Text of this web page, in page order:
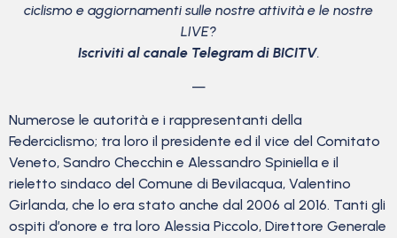
ciclismo e aggiornamenti sulle nostre attività e le nostre
LIVE?
Iscriviti al canale Telegram di BICITV.
—
Numerose le autorità e i rappresentanti della
Federciclismo; tra loro il presidente ed il vice del Comitato
Veneto, Sandro Checchin e Alessandro Spiniella e il
rieletto sindaco del Comune di Bevilacqua, Valentino
Girlanda, che lo era stato anche dal 2006 al 2016. Tanti gli
ospiti d’onore e tra loro Alessia Piccolo, Direttore Generale